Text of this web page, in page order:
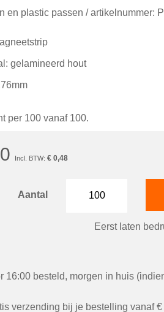
en plastic passen / artikelnummer:
gelamineerd hout
per 100 vanaf 100.
€ 0,48
Aantal
Eerst laten
16:00 besteld, morgen in huis
verzending bij je bestelling vanaf